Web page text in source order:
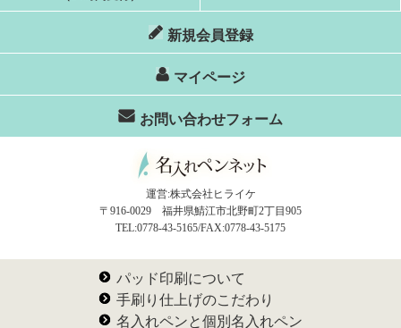
新規会員登録
マイページ
お問い合わせフォーム
運営:株式会社ヒライケ
〒916-0029 福井県鯖江市北野町2丁目905
TEL:0778-43-5165/FAX:0778-43-5175
パッド印刷について
手刷り仕上げのこだわり
名入れペンと個別名入れペン